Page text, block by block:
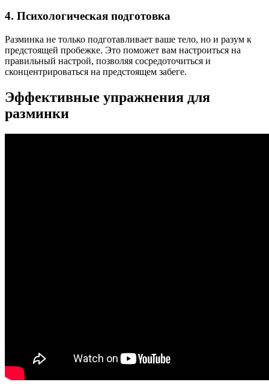
4. Психологическая подготовка
Разминка не только подготавливает ваше тело, но и разум к
предстоящей пробежке. Это поможет вам настроиться на
правильный настрой, позволяя сосредоточиться и
сконцентрироваться на предстоящем забеге.
Эффективные упражнения для
разминки